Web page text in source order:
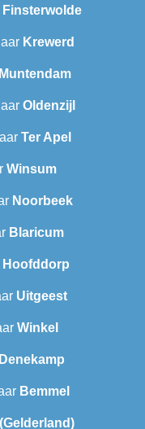
Finsterwolde
Krewerd
Muntendam
Oldenzijl
Ter Apel
Winsum
Noorbeek
Blaricum
Hoofddorp
Uitgeest
Winkel
Denekamp
Bemmel